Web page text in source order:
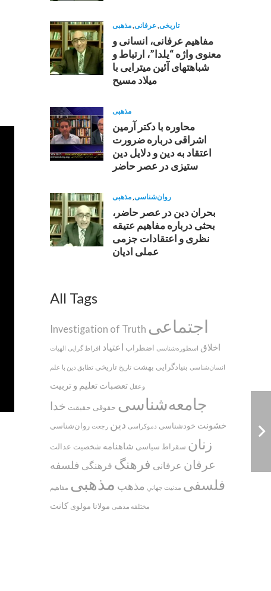
تاریخی,عرفانی,مذهبی
مفاهيم عرفانى، انسانى و
معنوى واژه “يلدا”، ارتباط و
شباهتهاى آئين ميترايی با
ميلاد مسيح
مذهبی
محاوره با دکتر آرمین
اشراقى درباره ضرورت
اعتقاد به دين و دلايل دين
ستيزى در عصر حاضر
روان‌شناسی,مذهبی
بحران دین در عصر حاضر،
بحثی درباره مفاهیم عتیقه
نظری و اعتقادات جزمی
عملی ادیان
All Tags
Investigation of Truth اجتماعی
اخلاق اسطوره‌‌شناسی اضطراب اعتیاد افراط گرایی الهیات
انسان‌شناسی بنیادگرایی بهشت تاریخ تاریخی تطابق دین با علم
وعقل تعصبات تعلیم و تربیت
جامعه‌شناسی حقوقی حقیقت خدا
خشونت خودشناسی دموکراسی دین رجعت روان‌شناسی
زنان سقراط سیاسی شاهنامه شخصیت عدالت
عرفان عرفانی فرهنگ فرهنگی فلسفه
فلسفی مدنيت جهاني مذهب مذهبی مفاهیم
مختلفه مذهبی مولانا مولوی کانت